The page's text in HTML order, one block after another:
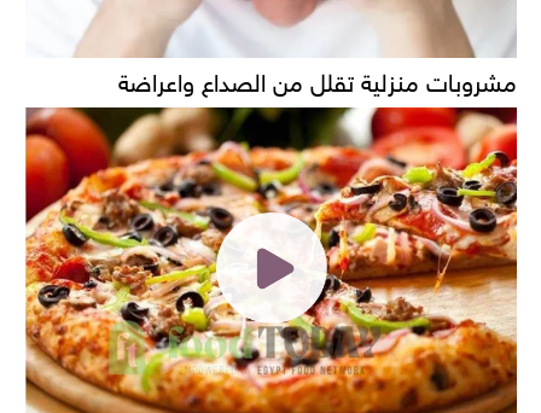
مشروبات منزلية تقلل من الصداع واعراضة